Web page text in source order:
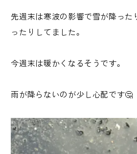
先週末は寒波の影響で雪が降った
ったりしてました。
今週末は暖かくなるそうです。
雨が降らないのが少し心配です🤔